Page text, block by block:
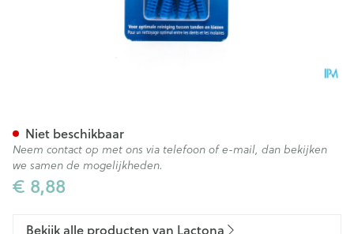
€ 8,88
Niet beschikbaar
Neem contact op met ons via telefoon of e-mail, dan bekijken
we samen de mogelijkheden.
Bekijk alle producten van Lactona